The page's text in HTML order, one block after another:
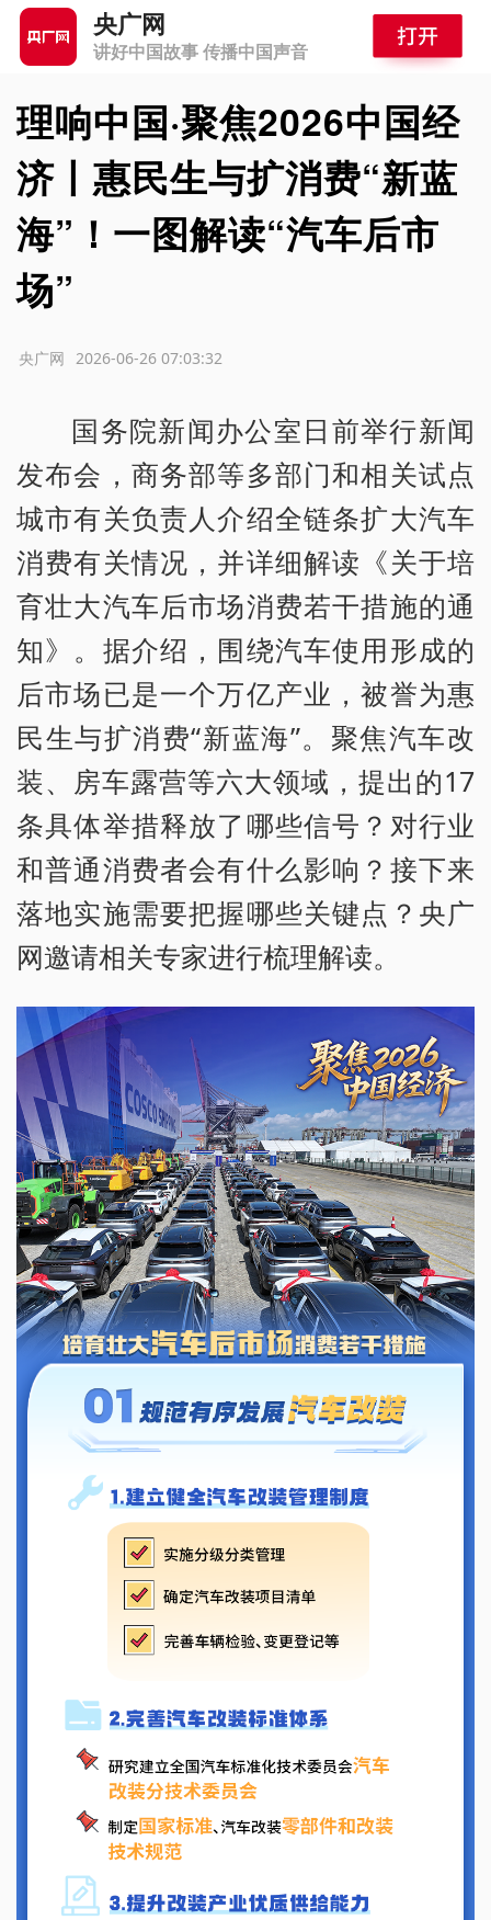
央广网
讲好中国故事 传播中国声音
理响中国·聚焦2026中国经
济丨惠民生与扩消费“新蓝
海”！一图解读“汽车后市
场”
2026-06-26 07:03:32
央广网
国务院新闻办公室日前举行新闻
发布会，商务部等多部门和相关试点
城市有关负责人介绍全链条扩大汽车
消费有关情况，并详细解读《关于培
育壮大汽车后市场消费若干措施的通
知》。据介绍，围绕汽车使用形成的
后市场已是一个万亿产业，被誉为惠
民生与扩消费“新蓝海”。聚焦汽车改
装、房车露营等六大领域，提出的17
条具体举措释放了哪些信号？对行业
和普通消费者会有什么影响？接下来
落地实施需要把握哪些关键点？央广
网邀请相关专家进行梳理解读。